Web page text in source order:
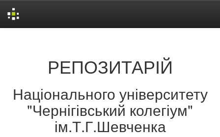
РЕПОЗИТАРІЙ
Національного університету
"Чернігівський колегіум"
ім.Т.Г.Шевченка